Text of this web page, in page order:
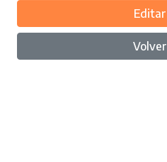
Editar
Volver